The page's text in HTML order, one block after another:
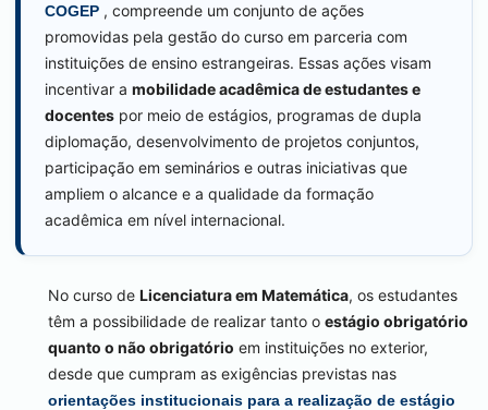
COGEP , compreende um conjunto de ações
promovidas pela gestão do curso em parceria com
instituições de ensino estrangeiras. Essas ações visam
incentivar a mobilidade acadêmica de estudantes e
docentes por meio de estágios, programas de dupla
diplomação, desenvolvimento de projetos conjuntos,
participação em seminários e outras iniciativas que
ampliem o alcance e a qualidade da formação
acadêmica em nível internacional.
No curso de Licenciatura em Matemática, os estudantes
têm a possibilidade de realizar tanto o estágio obrigatório
quanto o não obrigatório em instituições no exterior,
desde que cumpram as exigências previstas nas
orientações institucionais para a realização de estágio